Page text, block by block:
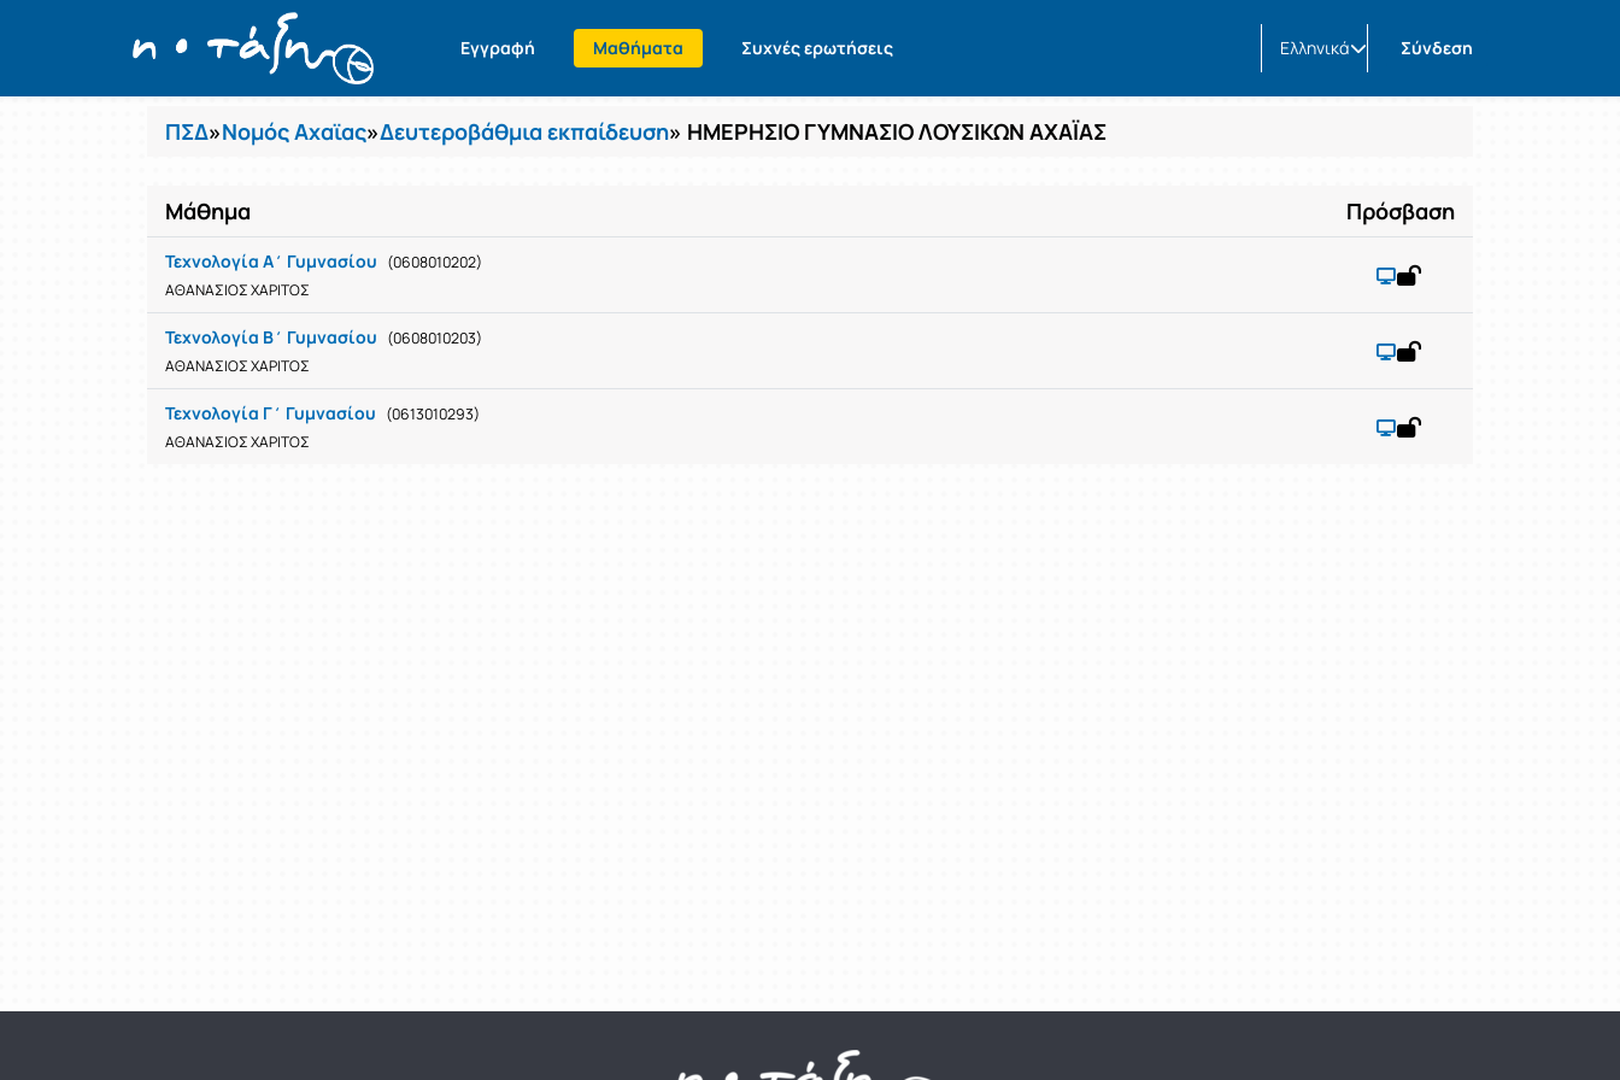
Εγγραφή Μαθήματα Συχνές ερωτήσεις Ελληνικά Σύνδεση
Μαθήματα
ΠΣΔ»Νομός Αχαϊας»Δευτεροβάθμια εκπαίδευση» ΗΜΕΡΗΣΙΟ ΓΥΜΝΑΣΙΟ ΛΟΥΣΙΚΩΝ ΑΧΑΪΑΣ
Μάθημα Πρόσβαση
Τεχνολογία A΄ Γυμνασίου (0608010202)
ΑΘΑΝΑΣΙΟΣ ΧΑΡΙΤΟΣ
Τεχνολογία B΄ Γυμνασίου (0608010203)
ΑΘΑΝΑΣΙΟΣ ΧΑΡΙΤΟΣ
Τεχνολογία Γ΄ Γυμνασίου (0613010293)
ΑΘΑΝΑΣΙΟΣ ΧΑΡΙΤΟΣ